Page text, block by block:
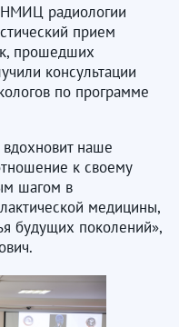
НМИЦ радиологии
прием
прошедших
консультации
по программе
наше
к своему
шагом в
медицины,
будущих поколений»,